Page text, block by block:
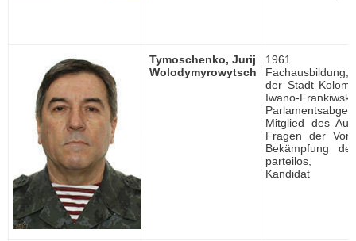
Tymoschenko, Jurij
Wolodymyrowytsch
1961
der Stadt
Iwano-Frankiwsk,
Mitglied des
Fragen der
Bekämpfung
parteilos,
Kandidat